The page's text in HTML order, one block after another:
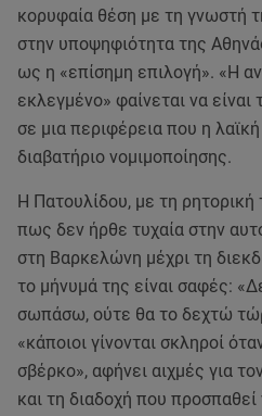
κορυφαία θέση με τη γνωστή
στην υποψηφιότητα της
ως η «επίσημη επιλογή». «Η
εκλεγμένο» φαίνεται να είναι
σε μια περιφέρεια που η
διαβατήριο νομιμοποίησης.
Η Πατουλίδου, με τη ρητορική
πως δεν ήρθε τυχαία στην
στη Βαρκελώνη μέχρι τη
το μήνυμά της είναι σαφές:
σωπάσω, ούτε θα το δεχτώ
«κάποιοι γίνονται σκληροί
σβέρκο», αφήνει αιχμές για
και τη διαδοχή που